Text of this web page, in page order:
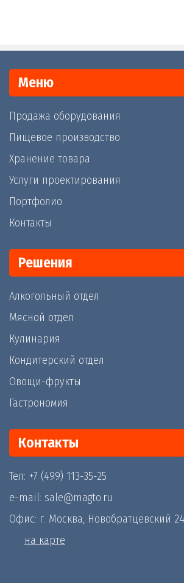
Меню
Продажа оборудования
Пищевое производство
Хранение товара
Услуги проектирования
Портфолио
Контакты
Решения
Алкогольный отдел
Мясной отдел
Кулинария
Кондитерский отдел
Овощи-фрукты
Гастрономия
Контакты
Тел: +7 (499) 113-35-25
e-mail: sale@magto.ru
Офис: г. Москва, Новобратцевский
на карте